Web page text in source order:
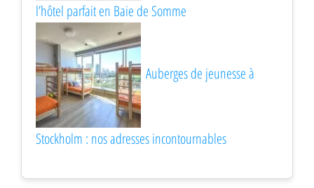
l’hôtel parfait en Baie de Somme
Auberges de jeunesse à
Stockholm : nos adresses incontournables